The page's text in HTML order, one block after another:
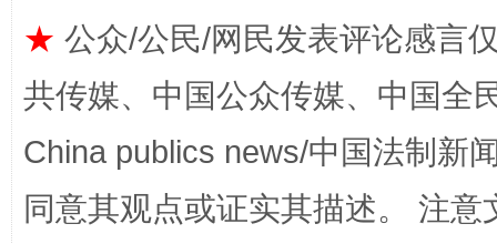
★ 公众/公民/网民发表评论感言
共传媒、中国公众传媒、中国全
China publics news/中国法制新
同意其观点或证实其描述。 注